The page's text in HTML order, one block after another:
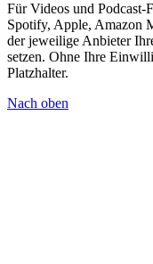
Für Videos und
Spotify, Apple, Amazon
der jeweilige Anbieter
setzen. Ohne Ihre
Platzhalter.
Nach oben